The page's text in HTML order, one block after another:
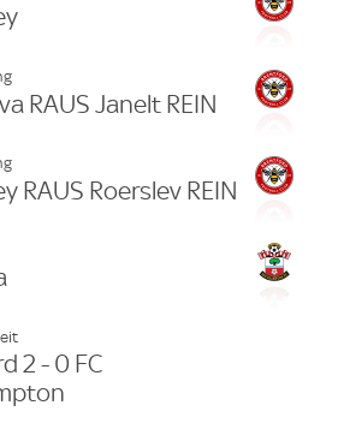
RAUS Janelt REIN
RAUS Roerslev REIN
2 - 0 FC